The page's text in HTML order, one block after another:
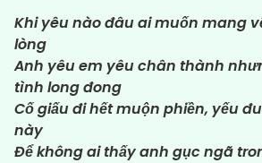
Khi yêu nào đâu ai muốn mang
lòng
Anh yêu em yêu chân thành
tình long đong
Cố giấu đi hết muộn phiền, yếu
này
Để không ai thấy anh gục ngã